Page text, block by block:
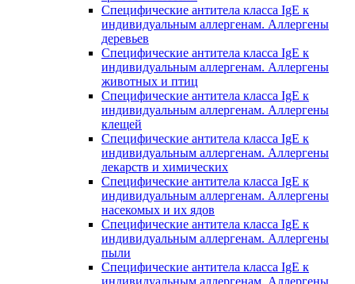
Специфические антитела класса IgE к
индивидуальным аллергенам. Аллергены
деревьев
Специфические антитела класса IgE к
индивидуальным аллергенам. Аллергены
животных и птиц
Специфические антитела класса IgE к
индивидуальным аллергенам. Аллергены
клещей
Специфические антитела класса IgE к
индивидуальным аллергенам. Аллергены
лекарств и химических
Специфические антитела класса IgE к
индивидуальным аллергенам. Аллергены
насекомых и их ядов
Специфические антитела класса IgE к
индивидуальным аллергенам. Аллергены
пыли
Специфические антитела класса IgE к
индивидуальным аллергенам. Аллергены